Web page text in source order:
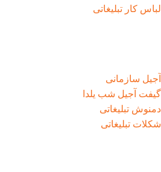
لباس کار تبلیغاتی
آجیل سازمانی
گیفت آجیل شب یلدا
دمنوش تبلیغاتی
شکلات تبلیغاتی